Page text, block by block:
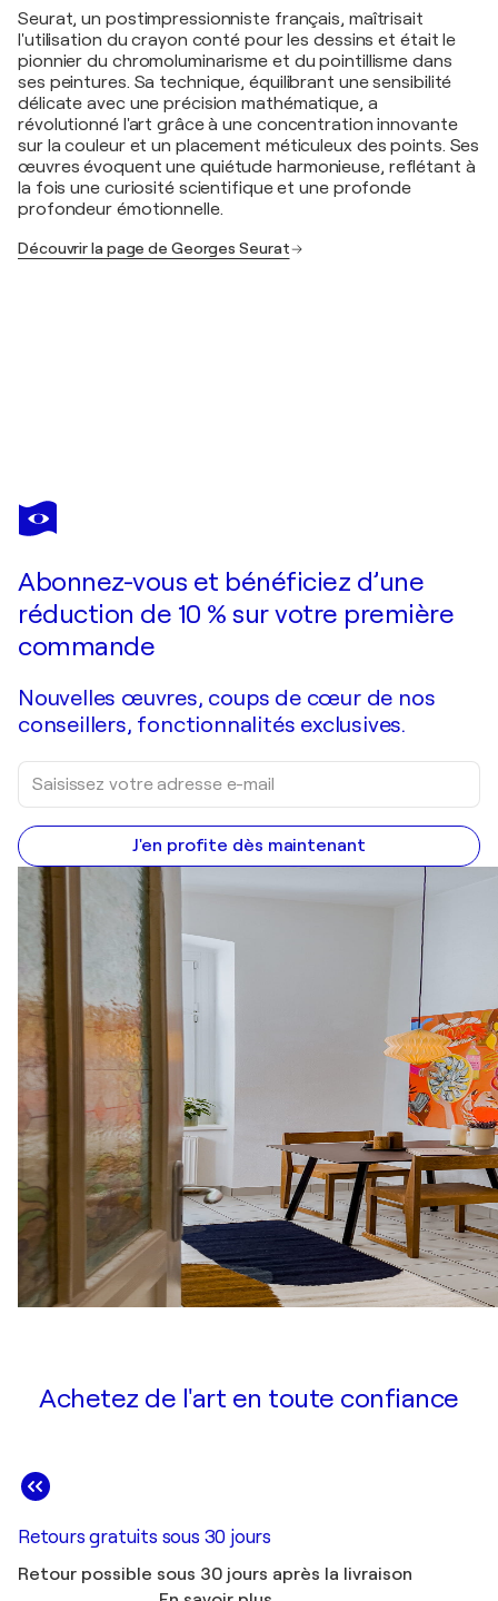
Seurat, un postimpressionniste français, maîtrisait
l'utilisation du crayon conté pour les dessins et était le
pionnier du chromoluminarisme et du pointillisme dans
ses peintures. Sa technique, équilibrant une sensibilité
délicate avec une précision mathématique, a
révolutionné l'art grâce à une concentration innovante
sur la couleur et un placement méticuleux des points. Ses
œuvres évoquent une quiétude harmonieuse, reflétant à
la fois une curiosité scientifique et une profonde
profondeur émotionnelle.
Découvrir la page de Georges Seurat
GEORGES SEURAT
Le peintre au travail, Gravure
Abonnez-vous et bénéficiez d’une
réduction de 10 % sur votre première
commande
Nouvelles œuvres, coups de cœur de nos
conseillers, fonctionnalités exclusives.
J'en profite dès maintenant
Achetez de l'art en toute confiance
Retours gratuits sous 30 jours
Retour possible sous 30 jours après la livraison